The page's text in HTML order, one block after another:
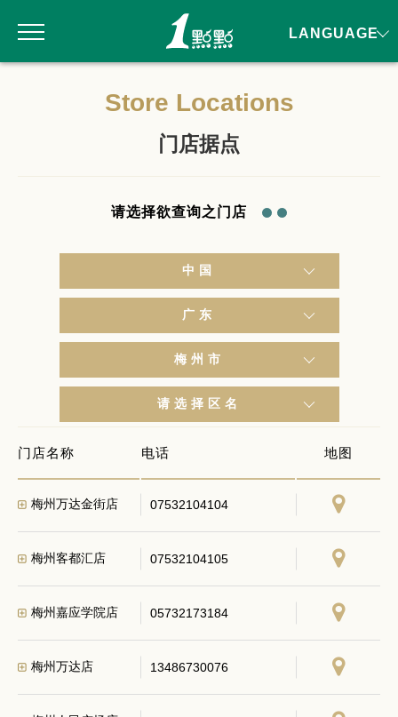
Store Locations
门店据点
请选择欲查询之门店
中国
广东
梅州市
请选择区名
门店名称 电话 地图
梅州万达金街店 07532104104
梅州客都汇店 07532104105
梅州嘉应学院店 05732173184
梅州万达店 13486730076
LANGUAGE